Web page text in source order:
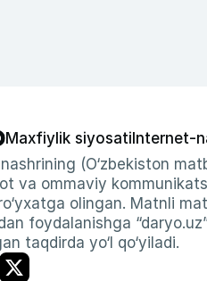
Maxfiylik siyosati Internet-
(O‘zbekiston
va ommaviy
olingan. Matnli
foydalanishga
taqdirda yo‘l qo‘yiladi.